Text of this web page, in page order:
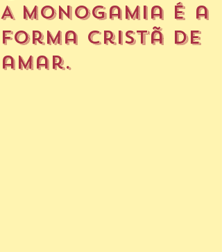
A monogamia é a
forma cristã de
amar.